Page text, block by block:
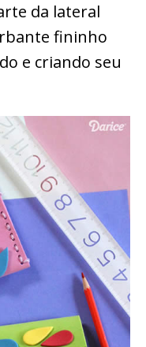
da lateral
fininho
e criando seu